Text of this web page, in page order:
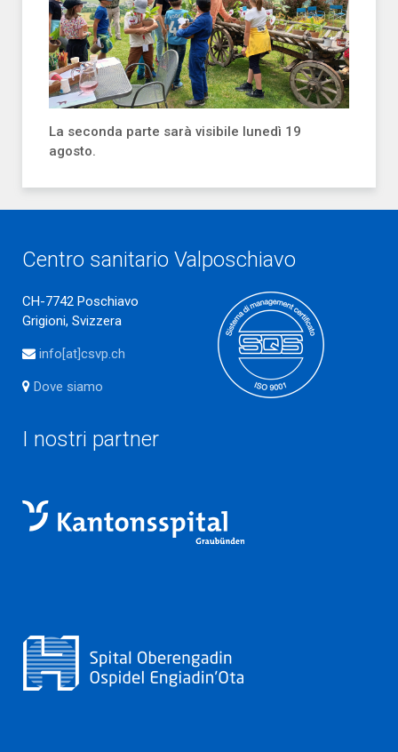
La seconda parte sarà visibile lunedì 19
agosto.
Centro sanitario Valposchiavo
CH-7742 Poschiavo
Grigioni, Svizzera
info[at]csvp.ch
Dove siamo
I nostri partner